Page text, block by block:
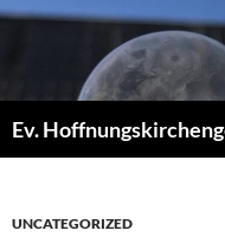
Zum
Ev.
UNCATEGORIZED